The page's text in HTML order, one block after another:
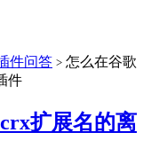
件问答 > 怎么在谷歌
件
扩展名的离